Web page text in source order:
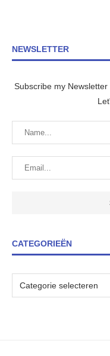
NEWSLETTER
Subscribe my
CATEGORIEËN